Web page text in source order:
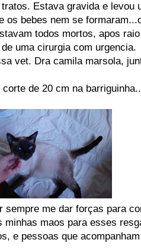
Estava gravida e levou
os bebes nem se
todos mortos, apos
uma cirurgia com urgencia.
vet. Dra camila marsola,
de 20 cm na
sempre me dar forças para
minhas maos para esses
e pessoas que